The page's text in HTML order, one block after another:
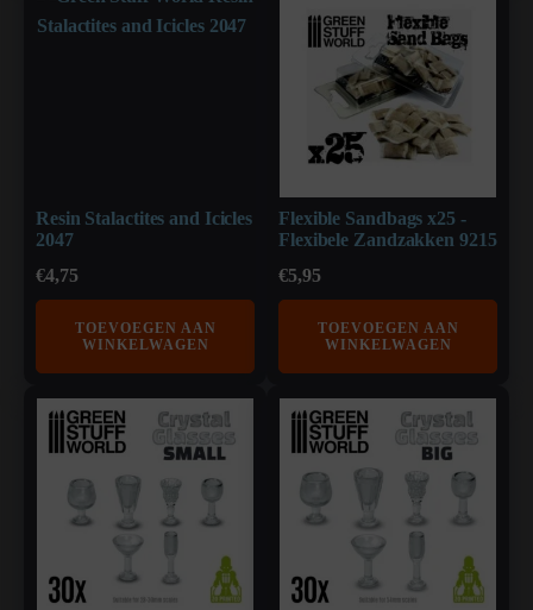
Resin Stalactites and Icicles
2047
€4,75
TOEVOEGEN AAN
WINKELWAGEN
Flexible Sandbags x25 -
Flexibele Zandzakken 9215
€5,95
TOEVOEGEN AAN
WINKELWAGEN